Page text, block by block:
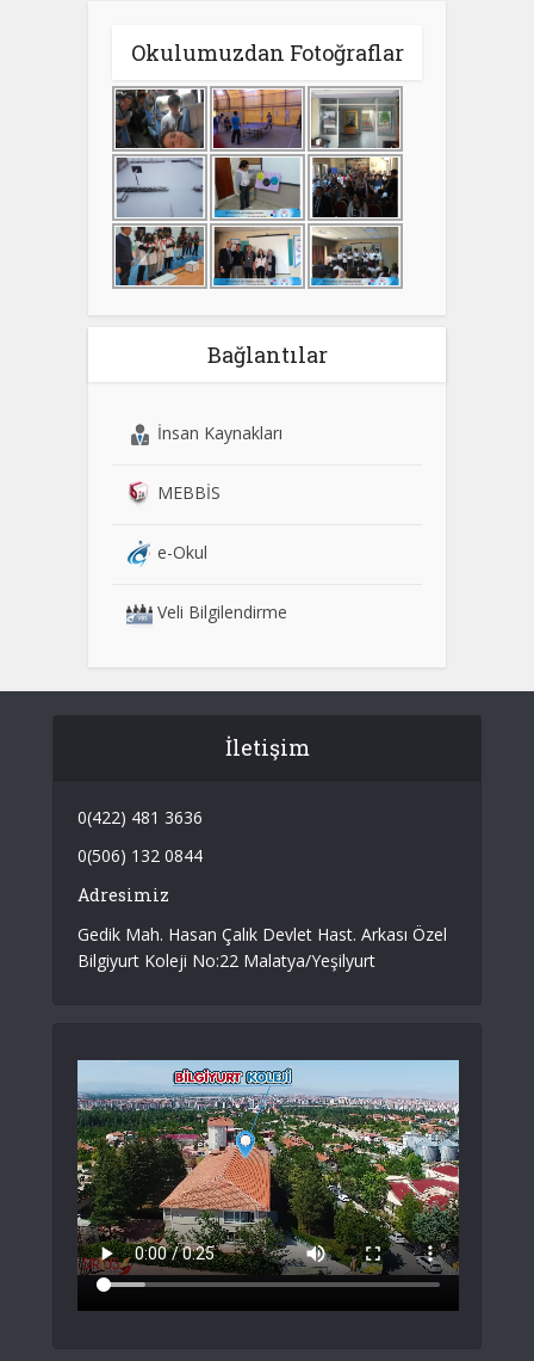
Okulumuzdan Fotoğraflar
Bağlantılar
İnsan Kaynakları
MEBBİS
e-Okul
Veli Bilgilendirme
İletişim
0(422) 481 3636
0(506) 132 0844
Adresimiz
Gedik Mah. Hasan Çalık Devlet Hast. Arkası Özel
Bilgiyurt Koleji No:22 Malatya/Yeşilyurt